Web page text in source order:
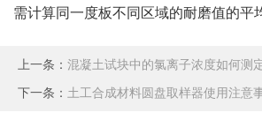
需计算同一度板不同区域的耐磨值的平
上一条： 混凝土试块中的氯离子浓度如何测
下一条： 土工合成材料圆盘取样器使用注意